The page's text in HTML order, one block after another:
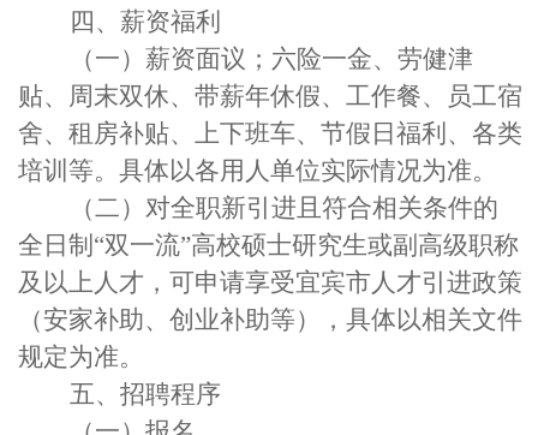
四、薪资福利
（一） 薪资面议；六险一金、劳健津
贴、周末双休、带薪年休假、工作餐、员工宿
舍、租房补贴、上下班车、节假日福利、各类
培训等。具体以各用人单位实际情况为准。
（二）对全职新引进且符合相关条件的
全日制 “双一流”高校硕士研究生或副高级职称
及以上人才 ， 可申请享受宜宾市人才引进政策
（安家补助、创业补助等），具体以相关文件
规定为准。
五、招聘程序